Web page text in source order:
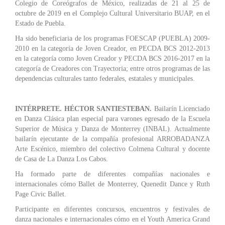
Colegio de Coreógrafos de México, realizadas de 21 al 25 de
octubre de 2019 en el Complejo Cultural Universitario BUAP, en el
Estado de Puebla.
Ha sido beneficiaria de los programas FOESCAP (PUEBLA) 2009-
2010 en la categoría de Joven Creador, en PECDA BCS 2012-2013
en la categoría como Joven Creador y PECDA BCS 2016-2017 en la
categoría de Creadores con Trayectoria; entre otros programas de las
dependencias culturales tanto federales, estatales y municipales.
INTÉRPRETE. HÉCTOR SANTIESTEBAN. Bailarín Licenciado
en Danza Clásica plan especial para varones egresado de la Escuela
Superior de Música y Danza de Monterrey (INBAL). Actualmente
bailarín ejecutante de la compañía profesional ARROBADANZA
Arte Escénico, miembro del colectivo Colmena Cultural y docente
de Casa de La Danza Los Cabos.
Ha formado parte de diferentes compañías nacionales e
internacionales cómo Ballet de Monterrey, Quenedit Dance y Ruth
Page Civic Ballet.
Participante en diferentes concursos, encuentros y festivales de
danza nacionales e internacionales cómo en el Youth America Grand